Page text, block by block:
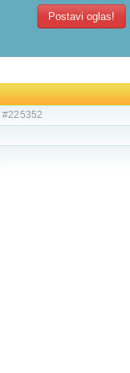
Postavi oglas!
#225352